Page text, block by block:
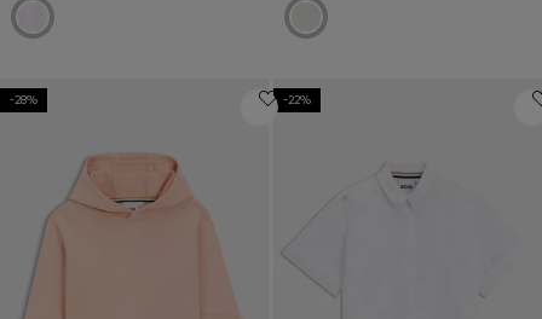
-28% -22%